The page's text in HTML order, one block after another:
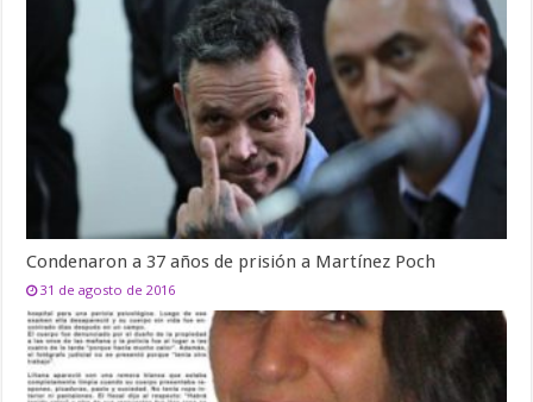
Condenaron a 37 años de prisión a Martínez Poch
31 de agosto de 2016